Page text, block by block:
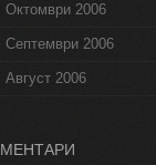
Октомври 2006
Септември 2006
Август 2006